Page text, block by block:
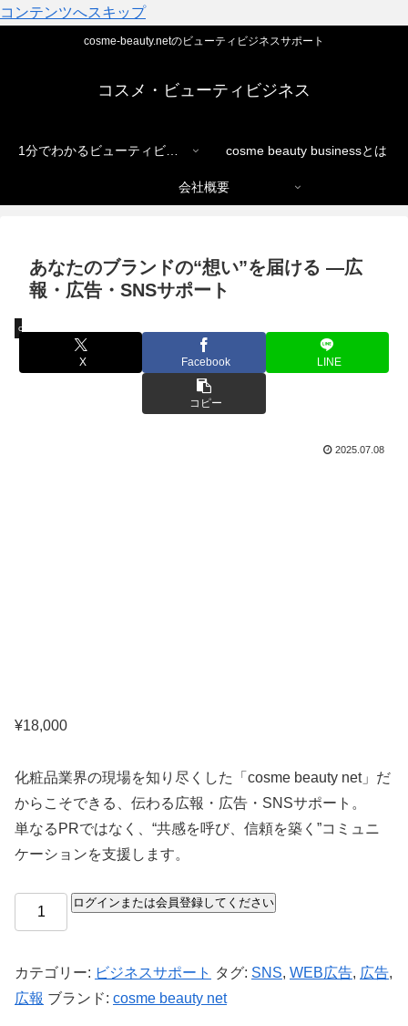
コンテンツへスキップ
cosme-beauty.netのビューティビジネスサポート
コスメ・ビューティビジネス
1分でわかるビューティビジネス cosme beauty businessとは
会社概要
あなたのブランドの“想い”を届ける ―広
報・広告・SNSサポート
cosme beauty net
X Facebook LINE
コピー
2025.07.08
¥18,000
化粧品業界の現場を知り尽くした「cosme beauty net」だ
からこそできる、伝わる広報・広告・SNSサポート。
単なるPRではなく、“共感を呼び、信頼を築く”コミュニ
ケーションを支援します。
ログインまたは会員登録してください
カテゴリー: ビジネスサポート タグ: SNS, WEB広告, 広告,
広報 ブランド: cosme beauty net